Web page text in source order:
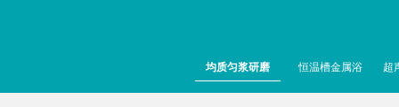
均质匀浆研磨 恒温槽金属浴 超